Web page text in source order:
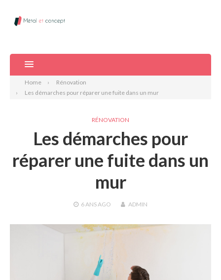
Home
Rénovation
Les démarches pour réparer une fuite dans un mur
RÉNOVATION
Les démarches pour
réparer une fuite dans un
mur
6 ANSAGO ADMIN